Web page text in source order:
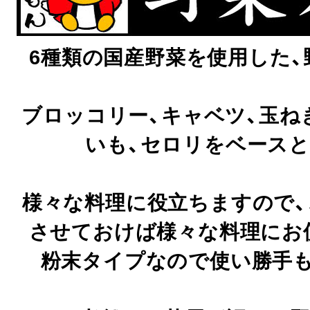
6種類の国産野菜を使用した
ブロッコリー、キャベツ、玉ね
いも、セロリをベース
様々な料理に役立ちますので
させておけば様々な料理にお
粉末タイプなので使い勝手